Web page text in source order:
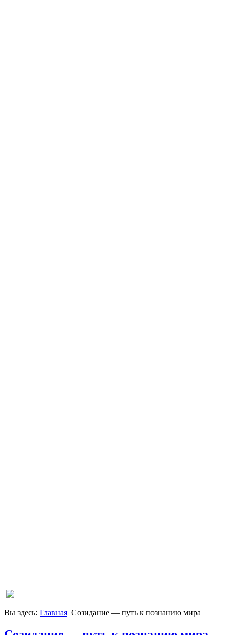
Вы здесь: Главная Созидание — путь к познанию мира